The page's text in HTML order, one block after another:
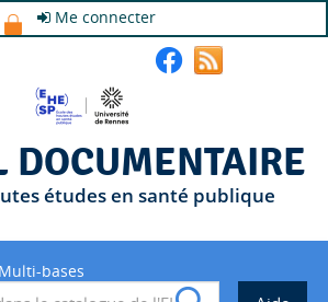
Me connecter
DOCUMENTAIRE
études en santé publique
Multi-bases